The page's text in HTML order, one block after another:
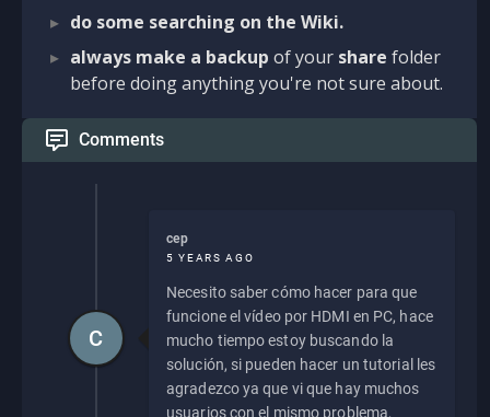
do some searching on the Wiki.
always make a backup of your share folder
before doing anything you're not sure about.
Comments
cep
5 YEARS AGO
Necesito saber cómo hacer para que
funcione el vídeo por HDMI en PC, hace
mucho tiempo estoy buscando la
solución, si pueden hacer un tutorial les
agradezco ya que vi que hay muchos
usuarios con el mismo problema,
C